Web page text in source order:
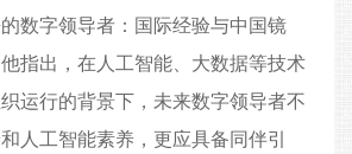
数字领导者：国际经验与中国镜
指出，在人工智能、大数据等技术
运行的背景下，未来数字领导者不
人工智能素养，更应具备同伴引